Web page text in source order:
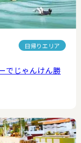
日帰りエリア
でじゃんけん勝